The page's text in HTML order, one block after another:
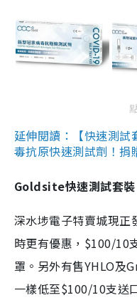
延伸閱讀：【快速測
毒抗原快速測試劑！捐
Goldsite快速測試套裝
深水埗電子特賣城現
時更有優惠，$100/10
罩。另外有售YHLO及
一樣低至$100/10支送